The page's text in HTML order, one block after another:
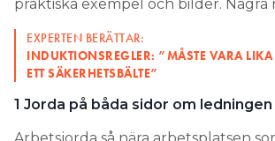
att minimera den inducerade
Arbetsjordning ska först anslutas till
därefter till de ledare som ska
dokumenterat och ha tillräckligt låg
övergångsresistans. På så vis